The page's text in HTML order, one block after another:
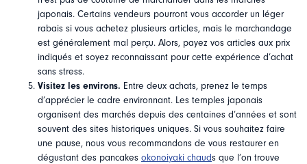
japonais. Certains vendeurs pourront vous accorder un léger
rabais si vous achetez plusieurs articles, mais le marchandage
est généralement mal perçu. Alors, payez vos articles aux prix
indiqués et soyez reconnaissant pour cette expérience d’achat
sans stress.
Visitez les environs. Entre deux achats, prenez le temps
d’apprécier le cadre environnant. Les temples japonais
organisent des marchés depuis des centaines d’années et sont
souvent des sites historiques uniques. Si vous souhaitez faire
une pause, nous vous recommandons de vous restaurer en
dégustant des pancakes okonoiyaki chauds que l’on trouve